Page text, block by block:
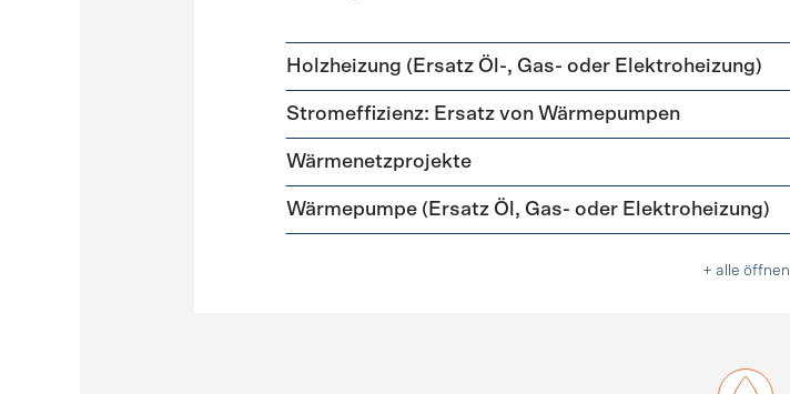
Holzheizung (Ersatz Öl-, Gas- oder Elektroheizung)
Stromeffizienz: Ersatz von Wärmepumpen
Wärmenetzprojekte
Wärmepumpe (Ersatz Öl, Gas- oder Elektroheizung)
+ alle öffnen